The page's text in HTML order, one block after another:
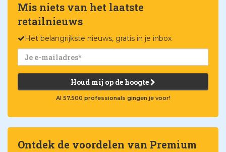
Mis niets van het laatste
retailnieuws
Het belangrijkste nieuws, gratis in je inbox
Houd mij op de hoogte
Al 57.500 professionals gingen je voor!
Ontdek de voordelen van Premium